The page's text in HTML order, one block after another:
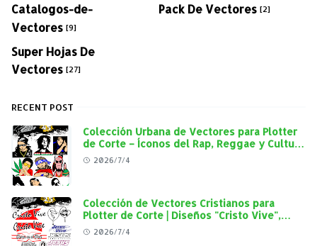
Catalogos-de-
Vectores [9]
Pack De Vectores [2]
Super Hojas De
Vectores [27]
RECENT POST
Colección Urbana de Vectores para Plotter
de Corte – Íconos del Rap, Reggae y Cultura
Street en Alta Calidad
2026/7/4
Colección de Vectores Cristianos para
Plotter de Corte | Diseños "Cristo Vive",
"Jesús Vive" y Virgen de Guadalupe en Alta
Calidad
2026/7/4